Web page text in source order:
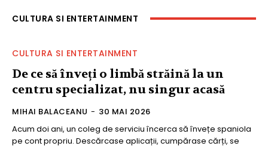
CULTURA SI ENTERTAINMENT
CULTURA SI ENTERTAINMENT
De ce să înveți o limbă străină la un
centru specializat, nu singur acasă
MIHAI BALACEANU - 30 MAI 2026
Acum doi ani, un coleg de serviciu încerca să învețe spaniola
pe cont propriu. Descărcase aplicații, cumpărase cărți, se